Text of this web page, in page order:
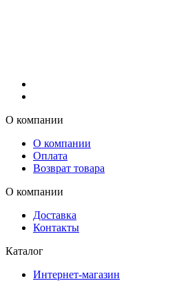
О компании
О компании
Оплата
Возврат товара
О компании
Доставка
Контакты
Каталог
Интернет-магазин